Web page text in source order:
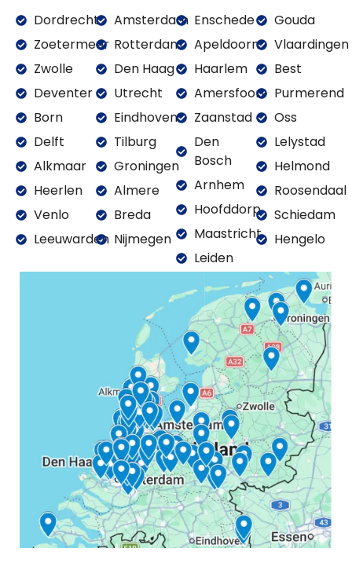
Dordrecht
Zoetermeer
Zwolle
Deventer
Born
Delft
Alkmaar
Heerlen
Venlo
Leeuwarden
Amsterdam
Rotterdam
Den Haag
Utrecht
Eindhoven
Tilburg
Groningen
Almere
Breda
Nijmegen
Enschede
Apeldoorn
Haarlem
Amersfoort
Zaanstad
Den
Bosch
Arnhem
Hoofddorp
Maastricht
Leiden
Gouda
Vlaardingen
Best
Purmerend
Oss
Lelystad
Helmond
Roosendaal
Schiedam
Hengelo